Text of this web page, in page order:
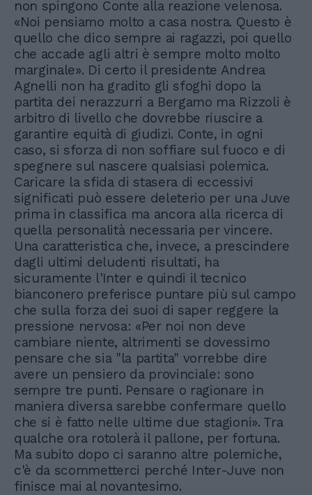
non spingono Conte alla reazione velenosa.
«Noi pensiamo molto a casa nostra. Questo è
quello che dico sempre ai ragazzi, poi quello
che accade agli altri è sempre molto molto
marginale». Di certo il presidente Andrea
Agnelli non ha gradito gli sfoghi dopo la
partita dei nerazzurri a Bergamo ma Rizzoli è
arbitro di livello che dovrebbe riuscire a
garantire equità di giudizi. Conte, in ogni
caso, si sforza di non soffiare sul fuoco e di
spegnere sul nascere qualsiasi polemica.
Caricare la sfida di stasera di eccessivi
significati può essere deleterio per una Juve
prima in classifica ma ancora alla ricerca di
quella personalità necessaria per vincere.
Una caratteristica che, invece, a prescindere
dagli ultimi deludenti risultati, ha
sicuramente l'Inter e quindi il tecnico
bianconero preferisce puntare più sul campo
che sulla forza dei suoi di saper reggere la
pressione nervosa: «Per noi non deve
cambiare niente, altrimenti se dovessimo
pensare che sia "la partita" vorrebbe dire
avere un pensiero da provinciale: sono
sempre tre punti. Pensare o ragionare in
maniera diversa sarebbe confermare quello
che si è fatto nelle ultime due stagioni». Tra
qualche ora rotolerà il pallone, per fortuna.
Ma subito dopo ci saranno altre polemiche,
c'è da scommetterci perché Inter-Juve non
finisce mai al novantesimo.